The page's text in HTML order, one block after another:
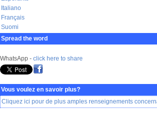
Italiano
Français
Suomi
Spread the word
WhatsApp - click here to share
Vous voulez en savoir plus?
Cliquez ici pour de plus amples renseignements